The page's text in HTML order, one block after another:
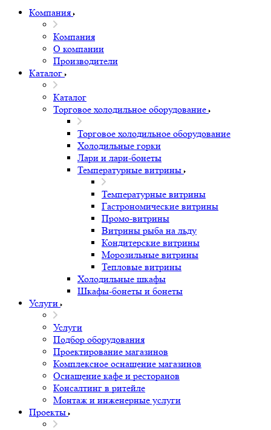
Компания
Компания
О компании
Производители
Каталог
Каталог
Торговое холодильное оборудование
Торговое холодильное оборудование
Холодильные горки
Лари и лари-бонеты
Температурные витрины
Температурные витрины
Гастрономические витрины
Промо-витрины
Витрины рыба на льду
Кондитерские витрины
Морозильные витрины
Тепловые витрины
Холодильные шкафы
Шкафы-бонеты и бонеты
Услуги
Услуги
Подбор оборудования
Проектирование магазинов
Комплексное оснащение магазинов
Оснащение кафе и ресторанов
Консалтинг в ритейле
Монтаж и инженерные услуги
Проекты